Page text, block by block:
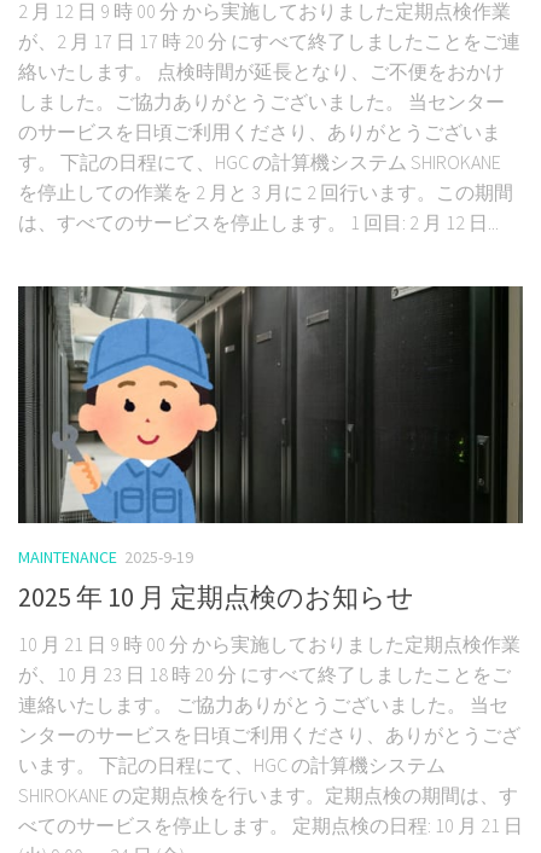
2 月 12 日 9 時 00 分 から実施しておりました定期点検作業
が、2 月 17 日 17 時 20 分 にすべて終了しましたことをご連
絡いたします。 点検時間が延長となり、ご不便をおかけ
しました。ご協力ありがとうございました。 当センター
のサービスを日頃ご利用くださり、ありがとうございま
す。 下記の日程にて、HGC の計算機システム SHIROKANE
を停止しての作業を 2 月と 3 月に 2 回行います。この期間
は、すべてのサービスを停止します。 1 回目: 2 月 12 日...
MAINTENANCE 2025-9-19
2025 年 10 月 定期点検のお知らせ
10 月 21 日 9 時 00 分 から実施しておりました定期点検作業
が、10 月 23 日 18 時 20 分 にすべて終了しましたことをご
連絡いたします。 ご協力ありがとうございました。 当セ
ンターのサービスを日頃ご利用くださり、ありがとうござ
います。 下記の日程にて、HGC の計算機システム
SHIROKANE の定期点検を行います。定期点検の期間は、す
べてのサービスを停止します。 定期点検の日程: 10 月 21 日